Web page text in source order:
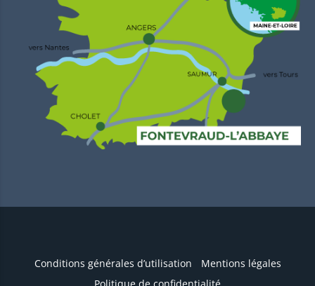
Conditions générales d’utilisation
Mentions légales